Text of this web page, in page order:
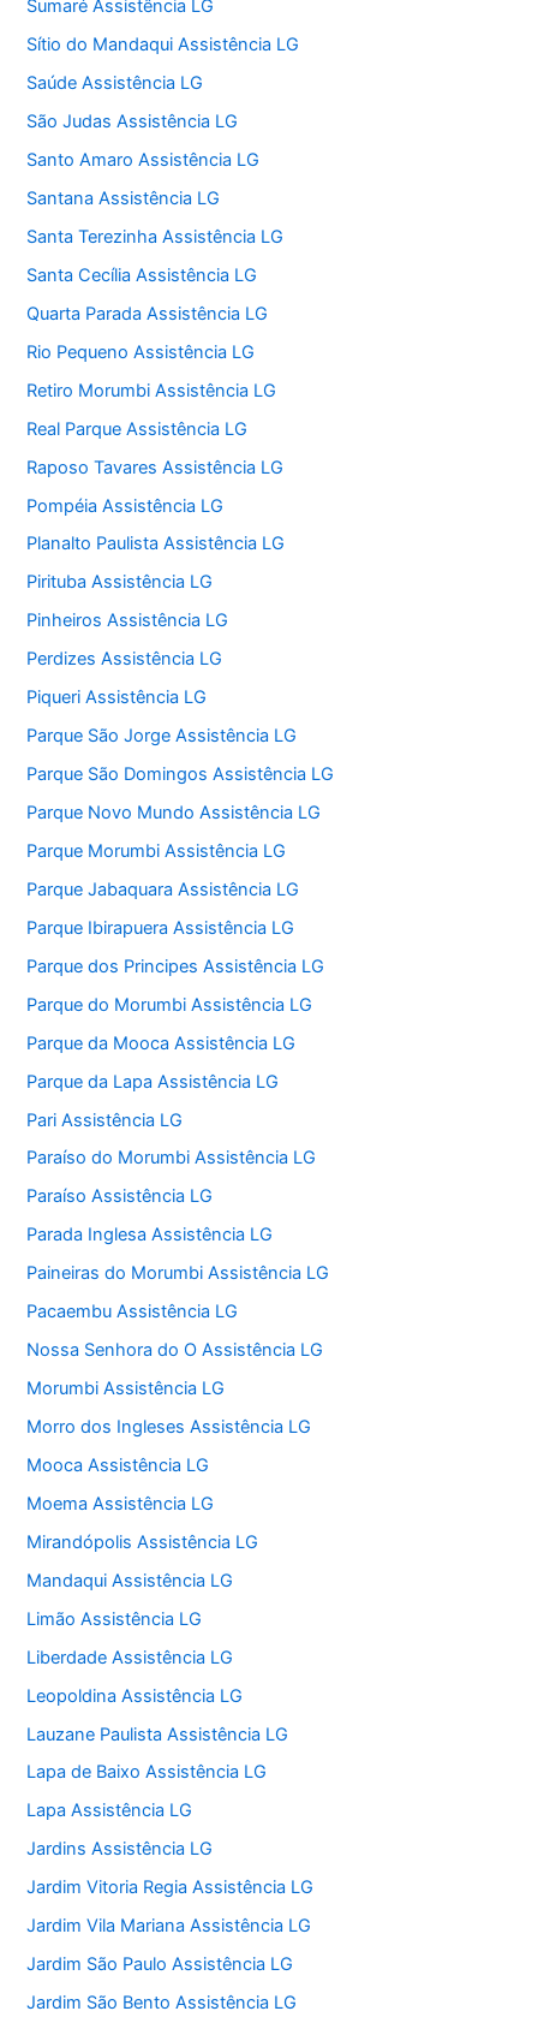
Sumaré Assistência LG
Sítio do Mandaqui Assistência LG
Saúde Assistência LG
São Judas Assistência LG
Santo Amaro Assistência LG
Santana Assistência LG
Santa Terezinha Assistência LG
Santa Cecília Assistência LG
Quarta Parada Assistência LG
Rio Pequeno Assistência LG
Retiro Morumbi Assistência LG
Real Parque Assistência LG
Raposo Tavares Assistência LG
Pompéia Assistência LG
Planalto Paulista Assistência LG
Pirituba Assistência LG
Pinheiros Assistência LG
Perdizes Assistência LG
Piqueri Assistência LG
Parque São Jorge Assistência LG
Parque São Domingos Assistência LG
Parque Novo Mundo Assistência LG
Parque Morumbi Assistência LG
Parque Jabaquara Assistência LG
Parque Ibirapuera Assistência LG
Parque dos Principes Assistência LG
Parque do Morumbi Assistência LG
Parque da Mooca Assistência LG
Parque da Lapa Assistência LG
Pari Assistência LG
Paraíso do Morumbi Assistência LG
Paraíso Assistência LG
Parada Inglesa Assistência LG
Paineiras do Morumbi Assistência LG
Pacaembu Assistência LG
Nossa Senhora do O Assistência LG
Morumbi Assistência LG
Morro dos Ingleses Assistência LG
Mooca Assistência LG
Moema Assistência LG
Mirandópolis Assistência LG
Mandaqui Assistência LG
Limão Assistência LG
Liberdade Assistência LG
Leopoldina Assistência LG
Lauzane Paulista Assistência LG
Lapa de Baixo Assistência LG
Lapa Assistência LG
Jardins Assistência LG
Jardim Vitoria Regia Assistência LG
Jardim Vila Mariana Assistência LG
Jardim São Paulo Assistência LG
Jardim São Bento Assistência LG